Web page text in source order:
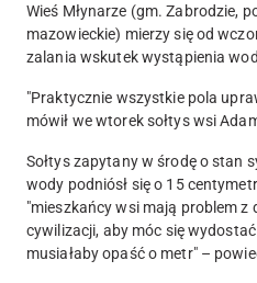
Wieś Młynarze (gm. Zabrodzie,
mazowieckie) mierzy się od
zalania wskutek wystąpienia
"Praktycznie wszystkie pola
mówił we wtorek sołtys wsi
Sołtys zapytany w środę o stan
wody podniósł się o 15
"mieszkańcy wsi mają problem z
cywilizacji, aby móc się
musiałaby opaść o metr" –